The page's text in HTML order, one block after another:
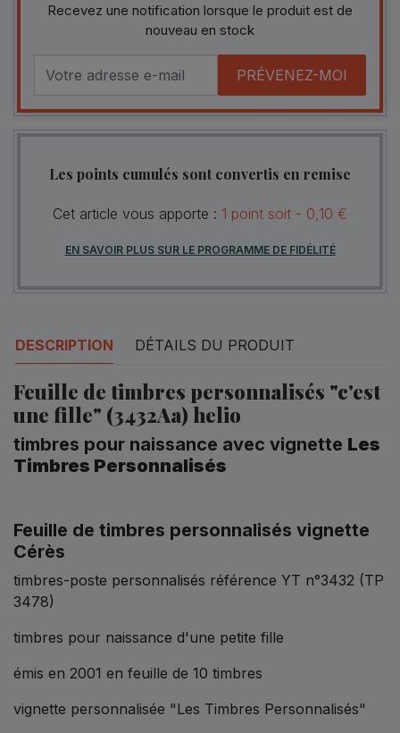
Recevez une notification lorsque le produit est de
nouveau en stock
PRÉVENEZ-MOI
Les points cumulés sont convertis en remise
Cet article vous apporte : 1 point soit - 0,10 €
EN SAVOIR PLUS SUR LE PROGRAMME DE FIDÉLITÉ
DESCRIPTION DÉTAILS DU PRODUIT
Feuille de timbres personnalisés "c'est
une fille" (3432Aa) helio
timbres pour naissance avec vignette Les
Timbres Personnalisés
Feuille de timbres personnalisés vignette
Cérès
timbres-poste personnalisés référence YT n°3432 (TP
3478)
timbres pour naissance d'une petite fille
émis en 2001 en feuille de 10 timbres
vignette personnalisée "Les Timbres Personnalisés"